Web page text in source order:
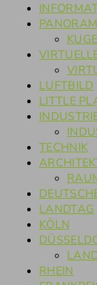
LUFTBILD
LITTLE
TECHNIK
LANDTAG
KÖLN
RHEIN